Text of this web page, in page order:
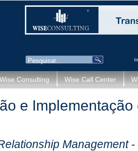
Wise Consulting Wise Call Center
e
Management